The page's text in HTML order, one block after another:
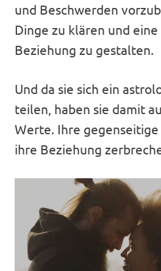
und Beschwerden
Dinge zu klären und
Beziehung zu gestalten.
Und da sie sich ein
teilen, haben sie damit
Werte. Ihre
ihre Beziehung